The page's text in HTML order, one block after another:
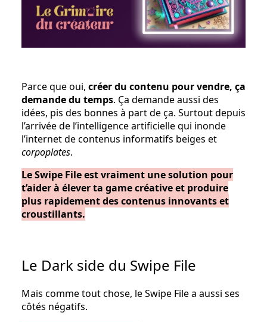
Parce que oui, créer du contenu pour vendre, ça
demande du temps. Ça demande aussi des
idées, pis des bonnes à part de ça. Surtout depuis
l’arrivée de l’intelligence artificielle qui inonde
l’internet de contenus informatifs beiges et
corpoplates.
Le Swipe File est vraiment une solution pour
t’aider à élever ta game créative et produire
plus rapidement des contenus innovants et
croustillants.
Le Dark side du Swipe File
Mais comme tout chose, le Swipe File a aussi ses
côtés négatifs.